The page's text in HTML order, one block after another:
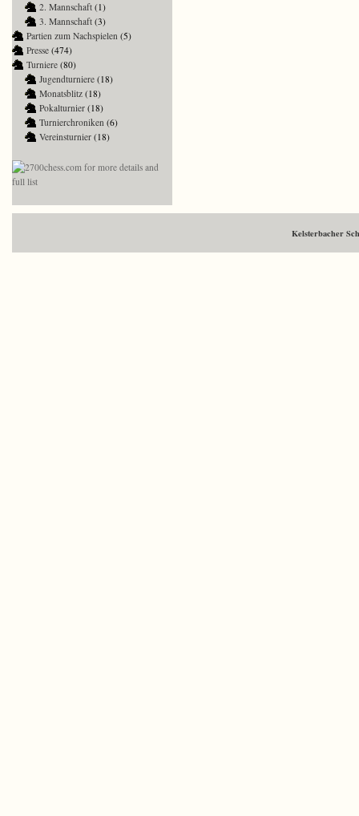
2. Mannschaft (1)
3. Mannschaft (3)
Partien zum Nachspielen (5)
Presse (474)
Turniere (80)
Jugendturniere (18)
Monatsblitz (18)
Pokalturnier (18)
Turnierchroniken (6)
Vereinsturnier (18)
Kelsterbacher